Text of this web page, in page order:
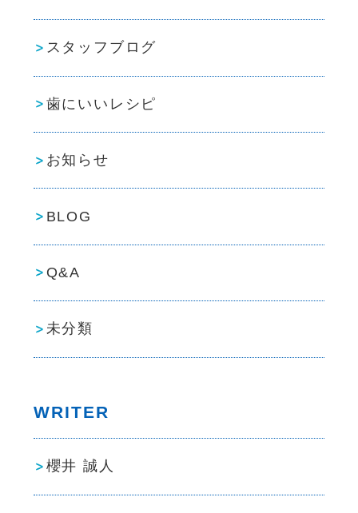
スタッフブログ
歯にいいレシピ
お知らせ
BLOG
Q&A
未分類
WRITER
櫻井 誠人